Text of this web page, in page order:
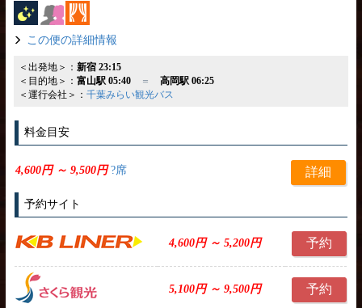
夜行バス女性安心
この便の詳細情報
＜出発地＞： 新宿 23:15
＜目的地＞： 富山駅 05:40＝ 高岡駅 06:25
＜運行会社＞： 千葉みらい観光バス
料金目安
4,600円 ～ 9,500円?席 詳細
予約サイト
4,600円 ～ 5,200円 予約
5,100円 ～ 9,500円 予約